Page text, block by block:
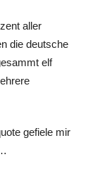
aller
die deutsche
elf
gefiele mir